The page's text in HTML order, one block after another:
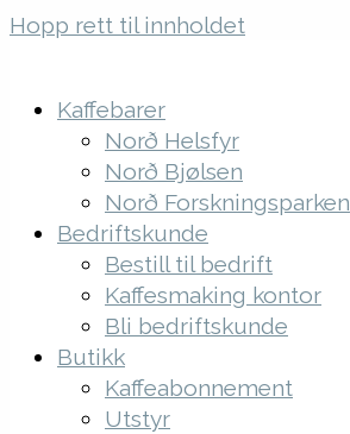
Hopp rett til innholdet
Kaffebarer
Norð Helsfyr
Norð Bjølsen
Norð Forskningsparken
Bedriftskunde
Bestill til bedrift
Kaffesmaking kontor
Bli bedriftskunde
Butikk
Kaffeabonnement
Utstyr